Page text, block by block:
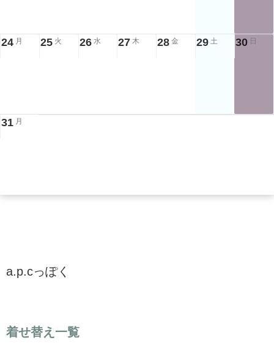
24 月 25 火 26 水 27 木 28 金 29 土 30 日
31 月
a.p.cっぽく
着せ替え一覧